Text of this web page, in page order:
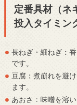
定番具材（ネ
投入タイミン
長ねぎ・細ねぎ：
です。
豆腐：煮崩れを避
ます。
あおさ：味噌を溶